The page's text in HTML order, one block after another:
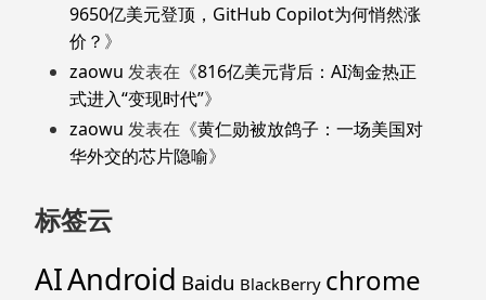
9650亿美元登顶，GitHub Copilot为何悄然涨
价？ 》
zaowu 发表在《816亿美元背后：AI淘金热正
式进入“变现时代”》
zaowu 发表在《黄仁勋被放鸽子：一场美国对
华外交的芯片隐喻》
标签云
AIAndroid Baidu BlackBerry chrome